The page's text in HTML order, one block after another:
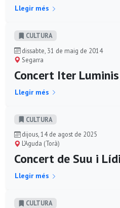
Llegir més
CULTURA
dissabte, 31 de maig de 2014
Segarra
Concert Iter
Llegir més
CULTURA
dijous, 14 de agost de 2025
L'Aguda (Torà)
Concert de Suu i
Llegir més
CULTURA